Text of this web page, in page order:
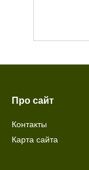
Про сайт
Контакты
Карта сайта